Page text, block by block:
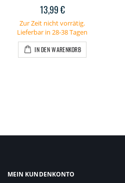
13,99 €
Zur Zeit nicht vorrätig.
Lieferbar in 28-38 Tagen
IN DEN WARENKORB
MEIN KUNDENKONTO